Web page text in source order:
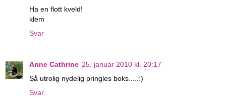
Ha en flott kveld!
klem
Svar
Anne Cathrine 25. januar 2010 kl. 20:17
Så utrolig nydelig pringles boks.....:)
Svar